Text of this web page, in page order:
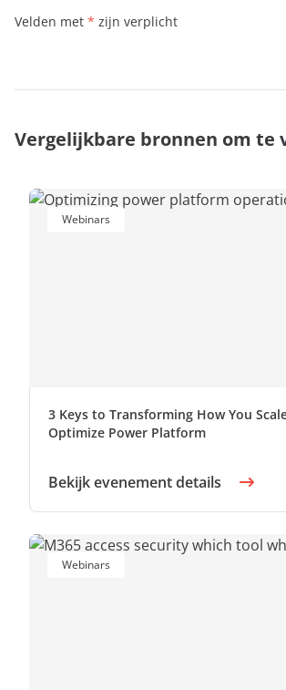
Velden met * zijn verplicht
Vergelijkbare bronnen om te
Webinars
3 Keys to Transforming How You
Optimize Power Platform
Bekijk evenement details
Webinars